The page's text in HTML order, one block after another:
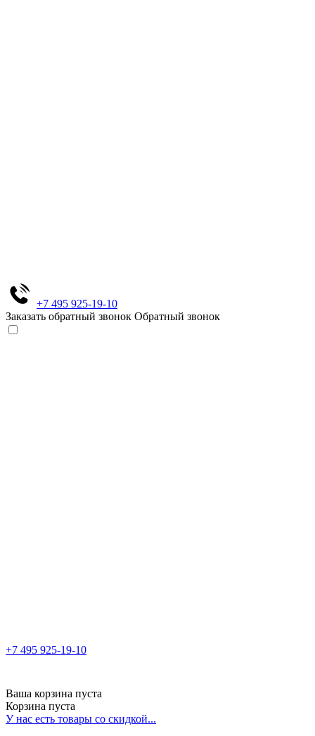
+7 495 925-19-10
Заказать обратный звонок Обратный звонок
+7 495 925-19-10
Ваша корзина пуста
Корзина пуста
У нас есть товары со скидкой...